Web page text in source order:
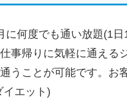
何度でも通い放題(1
事帰りに気軽に通える
うことが可能です。お
イエット)